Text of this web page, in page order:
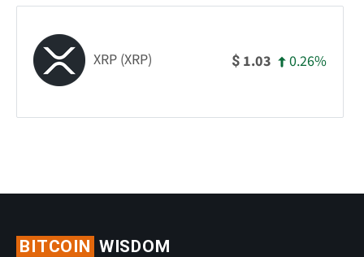
XRP (XRP) $ 1.03 0.26%
BITCOIN WISDOM